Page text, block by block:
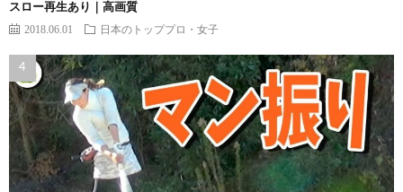
スロー再生あり｜高画質
2018.06.01 日本のトッププロ・女子